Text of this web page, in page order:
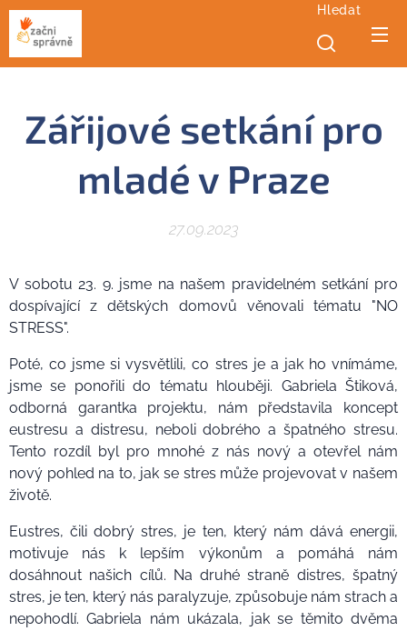
Hledat
Zářijové setkání pro
mladé v Praze
27.09.2023
V sobotu 23. 9. jsme na našem pravidelném setkání pro
dospívající z dětských domovů věnovali tématu "NO
STRESS".
Poté, co jsme si vysvětlili, co stres je a jak ho vnímáme,
jsme se ponořili do tématu hlouběji. Gabriela Štiková,
odborná garantka projektu, nám představila koncept
eustresu a distresu, neboli dobrého a špatného stresu.
Tento rozdíl byl pro mnohé z nás nový a otevřel nám
nový pohled na to, jak se stres může projevovat v našem
životě.
Eustres, čili dobrý stres, je ten, který nám dává energii,
motivuje nás k lepším výkonům a pomáhá nám
dosáhnout našich cílů. Na druhé straně distres, špatný
stres, je ten, který nás paralyzuje, způsobuje nám strach a
nepohodlí. Gabriela nám ukázala, jak se těmito dvěma